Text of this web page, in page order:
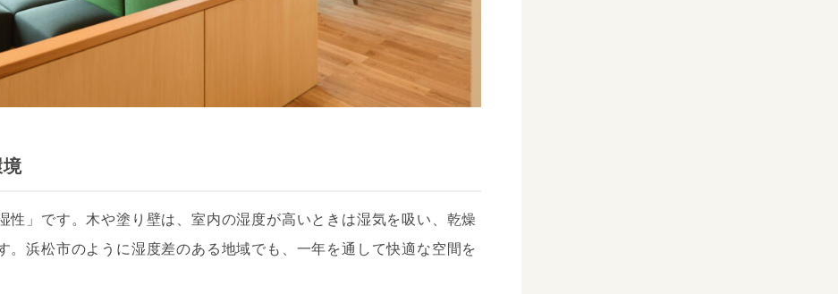
境
性」です。木や塗り壁は、室内の湿度が高いときは湿気を吸い、乾燥
。浜松市のように湿度差のある地域でも、一年を通して快適な空間を